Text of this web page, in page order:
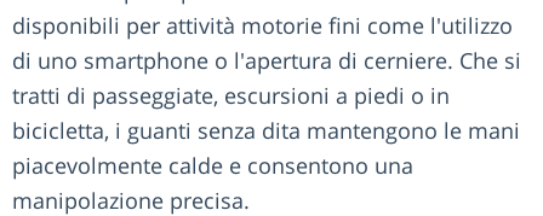
disponibili per attività motorie fini come l'utilizzo
di uno smartphone o l'apertura di cerniere. Che si
tratti di passeggiate, escursioni a piedi o in
bicicletta, i guanti senza dita mantengono le mani
piacevolmente calde e consentono una
manipolazione precisa.